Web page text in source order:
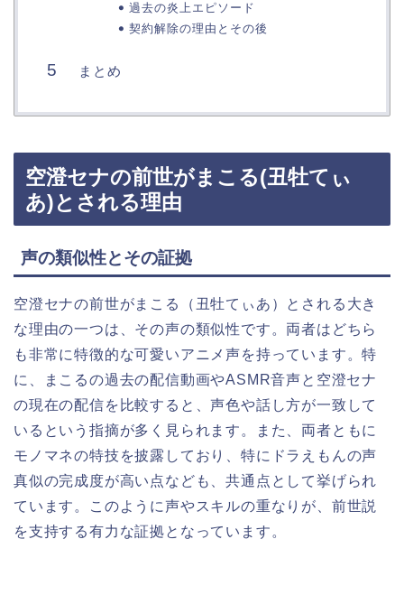
過去の炎上エピソード
契約解除の理由とその後
まとめ
空澄セナの前世がまこる(丑牡てぃ
あ)とされる理由
声の類似性とその証拠
空澄セナの前世がまこる（丑牡てぃあ）とされる大き
な理由の一つは、その声の類似性です。両者はどちら
も非常に特徴的な可愛いアニメ声を持っています。特
に、まこるの過去の配信動画やASMR音声と空澄セナ
の現在の配信を比較すると、声色や話し方が一致して
いるという指摘が多く見られます。また、両者ともに
モノマネの特技を披露しており、特にドラえもんの声
真似の完成度が高い点なども、共通点として挙げられ
ています。このように声やスキルの重なりが、前世説
を支持する有力な証拠となっています。